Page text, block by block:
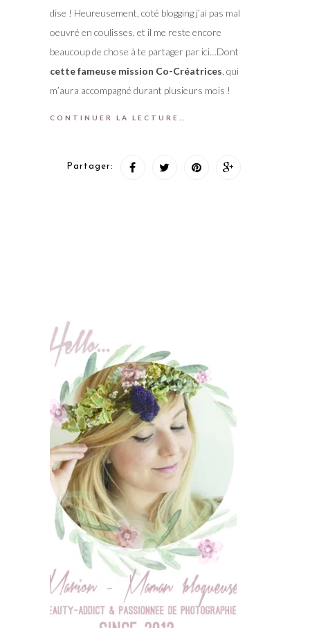
dise ! Heureusement, coté blogging j’ai pas mal
oeuvré en coulisses, et il me reste encore
beaucoup de chose à te partager par ici…Dont
cette fameuse mission Co-Créatrices , qui
m’aura accompagné durant plusieurs mois !
CONTINUER LA LECTURE…
Partager: